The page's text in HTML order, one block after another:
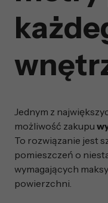
Jednym z
możliwość zakupu
To rozwiązanie jest
pomieszczeń o
wymagających
powierzchni.